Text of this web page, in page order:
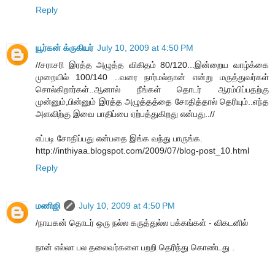
Reply
யூர்கன் க்ருகியர் July 10, 2009 at 4:50 PM
//சராசரி இரத்த அழுத்த விகிதம் 80/120...இன்றைய வாழ்க்கை
முறையில் 100/140 ..வரை நார்மல்தான் என்று மருத்துவர்கள்
சொல்கிறார்கள்..ஆனால் நீங்கள் தொடர் ஆரம்பிப்பதற்கு
முன்னும்,பின்னும் இரத்த அழுத்தத்தை சோதித்தால் தெரியும்..எந்த
அளவிற்கு இவை பாதிப்பை ஏற்பத்துகிறது என்பது..//
எப்படி சோதிப்பது என்பதை இங்க வந்து பாருங்க.
http://inthiyaa.blogspot.com/2009/07/blog-post_10.html
Reply
மணிஜி
July 10, 2009 at 4:50 PM
/நாயகன் தொடர் ஒரு நல்ல கருத்துல்ல பக்கங்கள் - விகடனில்
நான் எல்லா பல தலைவர்களை பறறி தெரிந்து கொண்டது .